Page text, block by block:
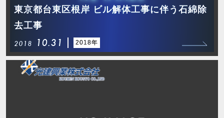
東京都台東区根岸 ビル解体工事に伴う石綿除
去工事
2018 10.31 2018年